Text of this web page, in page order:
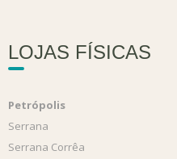
LOJAS FÍSICAS
Petrópolis
Serrana
Serrana Corrêa